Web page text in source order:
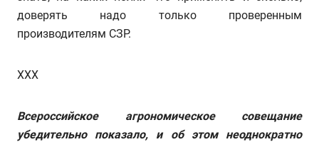
доверять надо только проверенным
производителям СЗР.
ХХХ
Всероссийское агрономическое совещание
убедительно показало, и об этом неоднократно